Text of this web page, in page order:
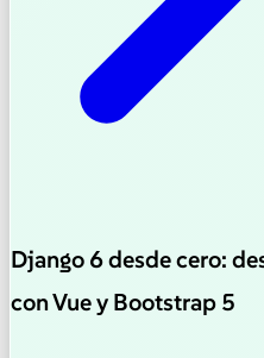
Django 6 desde cero:
con Vue y Bootstrap 5